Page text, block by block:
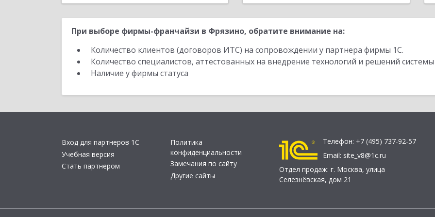
При выборе фирмы-франчайзи в Фрязино, обратите внимание на:
Количество клиентов (договоров ИТС) на сопровождении у партнера фирмы 1С.
Количество специалистов, аттестованных на внедрение технологий и решений
Наличие у фирмы статуса
Вход для партнеров 1С
Учебная версия
Стать партнером
Политика
конфиденциальности
Замечания по сайту
Другие сайты
Телефон: +7 (495) 737-92-57
Email: site_v8@1c.ru
Отдел продаж: г. Москва, улица
Селезнёвская, дом 21